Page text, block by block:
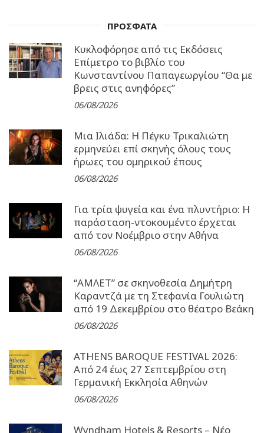
ΠΡΟΣΦΑΤΑ
Κυκλοφόρησε από τις Εκδόσεις
Επίμετρο το βιβλίο του
Κωνσταντίνου Παπαγεωργίου “Θα με
βρεις στις ανηφόρες”
06/08/2026
Μια Ιλιάδα: H Πέγκυ Τρικαλιώτη
ερμηνεύει επί σκηνής όλους τους
ήρωες του ομηρικού έπους
06/08/2026
Για τρία ψυγεία και ένα πλυντήριο: Η
παράσταση-ντοκουμέντο έρχεται
από τον Νοέμβριο στην Αθήνα
06/08/2026
“ΑΜΛΕΤ” σε σκηνοθεσία Δημήτρη
Καραντζά με τη Στεφανία Γουλιώτη
από 19 Δεκεμβρίου στο θέατρο Βεάκη
06/08/2026
ATHENS BAROQUE FESTIVAL 2026:
Από 24 έως 27 Σεπτεµβρίου στη
Γερµανική Εκκλησία Αθηνών
06/08/2026
Wyndham Hotels & Resorts – Νέο